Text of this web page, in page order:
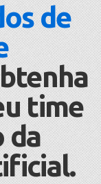
de
time
da